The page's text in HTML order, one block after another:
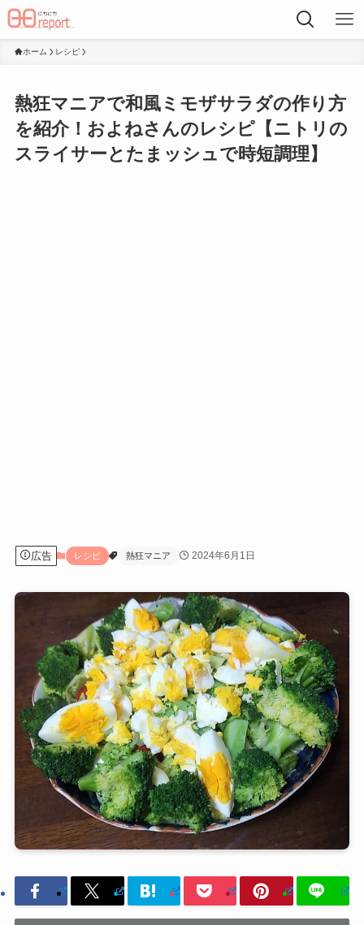
ホーム レシピ
熱狂マニアで和風ミモザサラダの作り方
を紹介！およねさんのレシピ【ニトリの
スライサーとたまッシュで時短調理】
広告 レシピ 熱狂マニア 2024年6月1日